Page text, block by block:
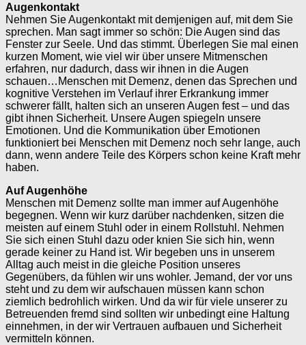
Augenkontakt
Nehmen Sie Augenkontakt mit demjenigen auf, mit dem Sie
sprechen. Man sagt immer so schön: Die Augen sind das
Fenster zur Seele. Und das stimmt. Überlegen Sie mal einen
kurzen Moment, wie viel wir über unsere Mitmenschen
erfahren, nur dadurch, dass wir ihnen in die Augen
schauen…Menschen mit Demenz, denen das Sprechen und
kognitive Verstehen im Verlauf ihrer Erkrankung immer
schwerer fällt, halten sich an unseren Augen fest – und das
gibt ihnen Sicherheit. Unsere Augen spiegeln unsere
Emotionen. Und die Kommunikation über Emotionen
funktioniert bei Menschen mit Demenz noch sehr lange, auch
dann, wenn andere Teile des Körpers schon keine Kraft mehr
haben.
Auf Augenhöhe
Menschen mit Demenz sollte man immer auf Augenhöhe
begegnen. Wenn wir kurz darüber nachdenken, sitzen die
meisten auf einem Stuhl oder in einem Rollstuhl. Nehmen
Sie sich einen Stuhl dazu oder knien Sie sich hin, wenn
gerade keiner zu Hand ist. Wir begeben uns in unserem
Alltag auch meist in die gleiche Position unseres
Gegenübers, da fühlen wir uns wohler. Jemand, der vor uns
steht und zu dem wir aufschauen müssen kann schon
ziemlich bedrohlich wirken. Und da wir für viele unserer zu
Betreuenden fremd sind sollten wir unbedingt eine Haltung
einnehmen, in der wir Vertrauen aufbauen und Sicherheit
vermitteln können.